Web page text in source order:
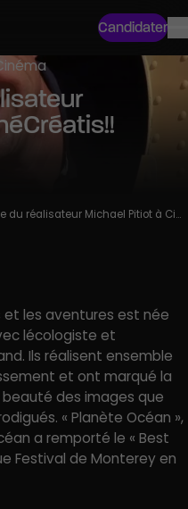
Candidater
Conférence du réalisateur Michael Pitiot à CinéCréatis!!
et les aventures est née
lécologiste et
Ils réalisent ensemble
et ont marqué la
des images que
« Planète Océan »,
a remporté le « Best
Festival de Monterey en